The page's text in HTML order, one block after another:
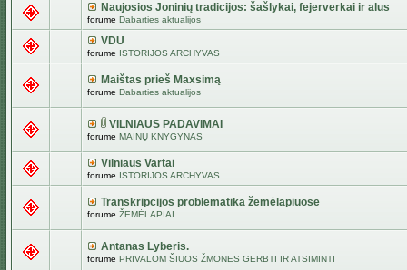
Naujosios Joninių tradicijos: šašlykai, fejerverkai ir alus
forume Dabarties aktualijos
VDU
forume ISTORIJOS ARCHYVAS
Maištas prieš Maxsimą
forume Dabarties aktualijos
VILNIAUS PADAVIMAI
forume MAINŲ KNYGYNAS
Vilniaus Vartai
forume ISTORIJOS ARCHYVAS
Transkripcijos problematika žemėlapiuose
forume ŽEMĖLAPIAI
Antanas Lyberis.
forume PRIVALOM ŠIUOS ŽMONES GERBTI IR ATSIMINTI